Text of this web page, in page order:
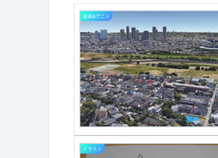
漫画&アニメ
イラスト